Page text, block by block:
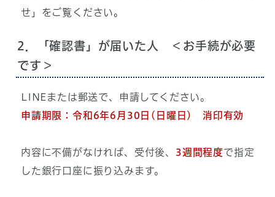
せ」をご覧ください。
2．「確認書」が届いた人 ＜お手続が必要
です＞
LINEまたは郵送で、申請してください。
申請期限：令和6年6月30日 (日曜日) 消印有効
内容に不備がなければ、受付後、 3週間程度で指定
した銀行口座に振り込みます。